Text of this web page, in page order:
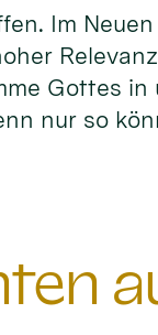
Im
Gottes
nur so